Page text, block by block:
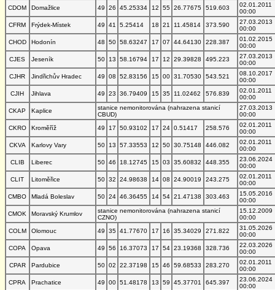
CDOM
Domažlice 49 26 45.25334 12 55 26.77675 519.603
02.01.2011
00:00
CFRM
Frýdek-Místek 49 41 5.25414 18 21 11.45814 373.590
27.03.2013
00:00
CHOD
Hodonín 48 50 58.63247 17 07 44.64130 228.387
01.02.2015
00:00
CJES
Jeseník 50 13 58.16794 17 12 29.39828 495.223
27.03.2013
00:00
CJHR
Jindřichův Hradec 49 08 52.83156 15 00 31.70530 543.521
08.10.2017
00:00
CJIH
Jihlava 49 23 36.79409 15 35 11.02462 576.839
02.01.2011
00:00
CKAP
Kaplice
stanice nemonitorována (nahrazena stanicí
CBUD)
27.03.2013
00:00
CKRO
Kroměříž 49 17 50.93102 17 24 0.51417 258.576
02.01.2011
00:00
CKVA
Karlovy Vary 50 13 57.33553 12 50 30.75148 446.082
02.01.2011
00:00
CLIB
Liberec 50 46 18.12745 15 03 35.60832 448.355
23.06.2024
00:00
CLIT
Litoměřice 50 32 24.98638 14 08 24.90019 243.275
02.01.2011
00:00
CMBO
Mladá Boleslav 50 24 46.36455 14 54 21.47138 303.463
15.05.2016
00:00
CMOK
Moravský Krumlov
stanice nemonitorována (nahrazena stanicí
CZNO)
15.12.2009
00:00
COLM
Olomouc 49 35 41.77670 17 16 35.34029 271.822
31.05.2026
00:00
COPA
Opava 49 56 16.37073 17 54 23.19368 328.736
22.03.2026
00:00
CPAR
Pardubice 50 02 22.37198 15 46 59.68533 283.270
02.01.2011
00:00
CPRA
Prachatice 49 00 51.48178 13 59 45.37701 645.397
23.06.2024
00:00